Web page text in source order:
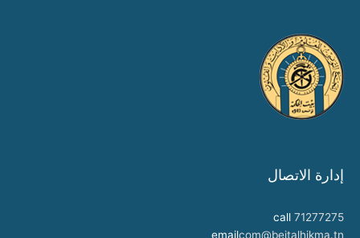
إدارة الاتصال
call 71277275
emailcom@beitalhikma.tn